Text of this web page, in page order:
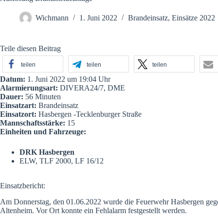
Wichmann 1. Juni 2022 Brandeinsatz, Einsätze 2022
Teile diesen Beitrag
teilen teilen teilen
Datum: 1. Juni 2022 um 19:04 Uhr
Alarmierungsart: DIVERA24/7, DME
Dauer: 56 Minuten
Einsatzart: Brandeinsatz
Einsatzort: Hasbergen -Tecklenburger Straße
Mannschaftsstärke: 15
Einheiten und Fahrzeuge:
DRK Hasbergen
ELW, TLF 2000, LF 16/12
Einsatzbericht:
Am Donnerstag, den 01.06.2022 wurde die Feuerwehr Hasbergen
Altenheim. Vor Ort konnte ein Fehlalarm festgestellt werden.